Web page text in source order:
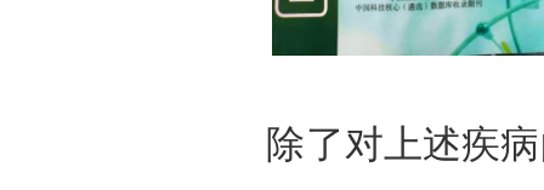
除了对上述疾病